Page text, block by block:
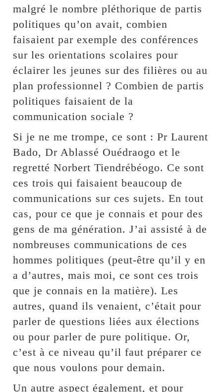
malgré le nombre pléthorique de partis
politiques qu’on avait, combien
faisaient par exemple des conférences
sur les orientations scolaires pour
éclairer les jeunes sur des filières ou au
plan professionnel ? Combien de partis
politiques faisaient de la
communication sociale ?
Si je ne me trompe, ce sont : Pr Laurent
Bado, Dr Ablassé Ouédraogo et le
regretté Norbert Tiendrébéogo. Ce sont
ces trois qui faisaient beaucoup de
communications sur ces sujets. En tout
cas, pour ce que je connais et pour des
gens de ma génération. J’ai assisté à de
nombreuses communications de ces
hommes politiques (peut-être qu’il y en
a d’autres, mais moi, ce sont ces trois
que je connais en la matière). Les
autres, quand ils venaient, c’était pour
parler de questions liées aux élections
ou pour parler de pure politique. Or,
c’est à ce niveau qu’il faut préparer ce
que nous voulons pour demain.
Un autre aspect également, et pour